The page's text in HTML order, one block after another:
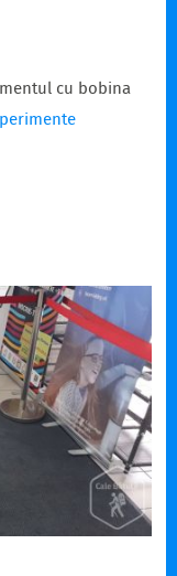
cu bobina